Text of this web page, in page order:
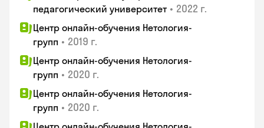
педагогический университет • 2022 г.
Центр онлайн-обучения Нетология-
групп • 2019 г.
Центр онлайн-обучения Нетология-
групп • 2020 г.
Центр онлайн-обучения Нетология-
групп • 2020 г.